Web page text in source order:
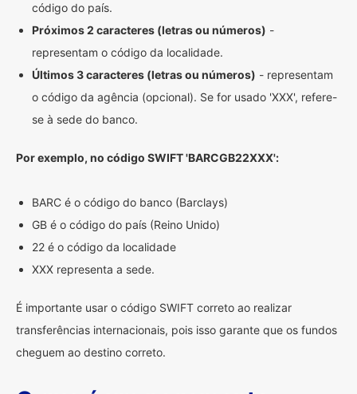
código do país.
Próximos 2 caracteres (letras ou números) -
representam o código da localidade.
Últimos 3 caracteres (letras ou números) - representam
o código da agência (opcional). Se for usado 'XXX', refere-
se à sede do banco.
Por exemplo, no código SWIFT 'BARCGB22XXX':
BARC é o código do banco (Barclays)
GB é o código do país (Reino Unido)
22 é o código da localidade
XXX representa a sede.
É importante usar o código SWIFT correto ao realizar
transferências internacionais, pois isso garante que os fundos
cheguem ao destino correto.